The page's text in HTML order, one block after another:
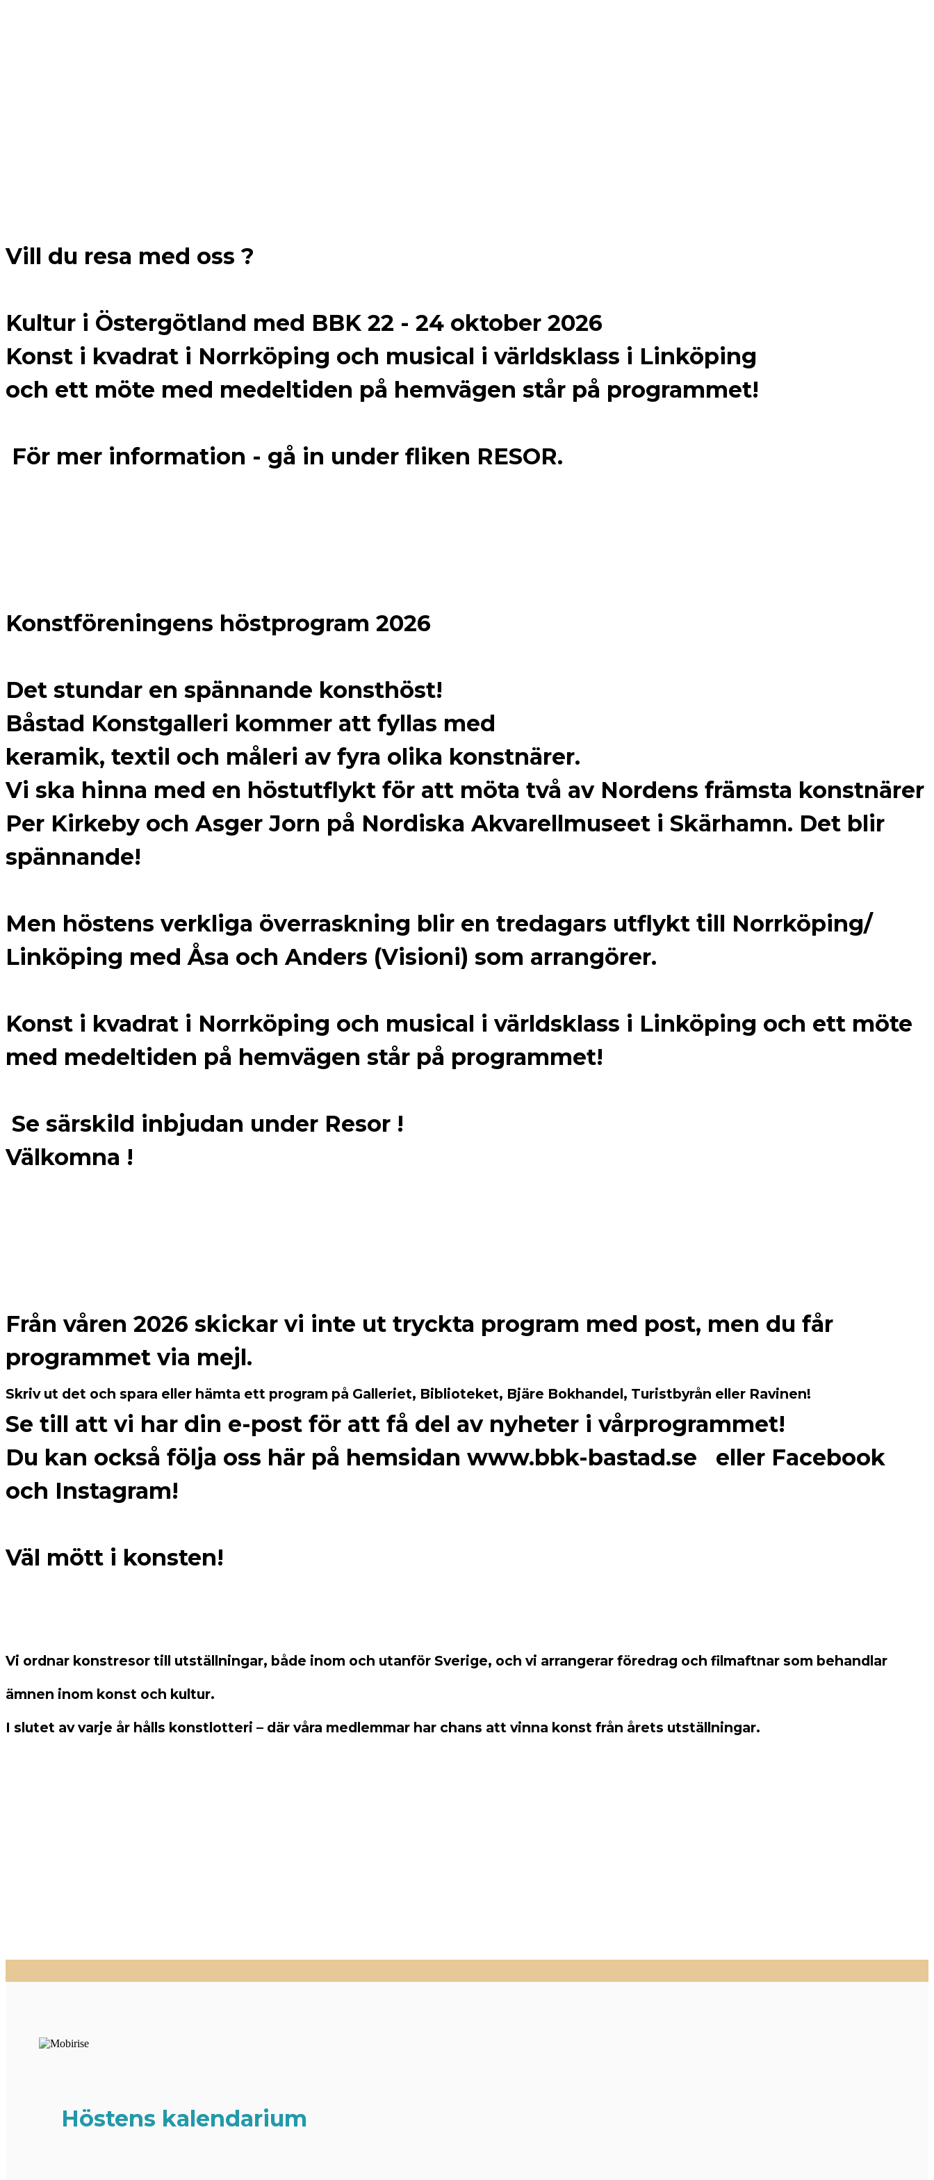
Vill du resa med oss ?
Kultur i Östergötland med BBK 22 - 24 oktober 2026
Konst i kvadrat i Norrköping och musical i världsklass i Linköping
och ett möte med medeltiden på hemvägen står på programmet!
För mer information - gå in under fliken RESOR.
Konstföreningens höstprogram 2026
Det stundar en spännande konsthöst!
Båstad Konstgalleri kommer att fyllas med
keramik, textil och måleri av fyra olika konstnärer.
Vi ska hinna med en höstutflykt för att möta två av Nordens främsta konstnärer
Per Kirkeby och Asger Jorn på Nordiska Akvarellmuseet i Skärhamn. Det blir
spännande!
Men höstens verkliga överraskning blir en tredagars utflykt till Norrköping/
Linköping med Åsa och Anders (Visioni) som arrangörer.
Konst i kvadrat i Norrköping och musical i världsklass i Linköping och ett möte
med medeltiden på hemvägen står på programmet!
Se särskild inbjudan under Resor !
Välkomna !
Från våren 2026 skickar vi inte ut tryckta program med post, men du får
programmet via mejl.
Skriv ut det och spara eller hämta ett program på Galleriet, Biblioteket, Bjäre Bokhandel, Turistbyrån eller Ravinen!
Se till att vi har din e-post för att få del av nyheter i vårprogrammet!
Du kan också följa oss här på hemsidan www.bbk-bastad.se eller Facebook
och Instagram!
Väl mött i konsten!
Vi ordnar konstresor till utställningar, både inom och utanför Sverige, och vi arrangerar föredrag och filmaftnar som behandlar
ämnen inom konst och kultur.
I slutet av varje år hålls konstlotteri – där våra medlemmar har chans att vinna konst från årets utställningar.
Höstens kalendarium